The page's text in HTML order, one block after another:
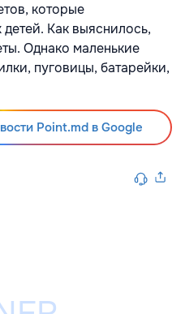
которые
Как выяснилось,
Однако маленькие
пуговицы, батарейки,
Point.md в Google